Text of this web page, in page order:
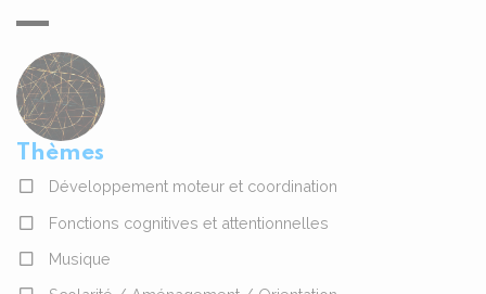
Thèmes
Développement moteur et coordination
Fonctions cognitives et attentionnelles
Musique